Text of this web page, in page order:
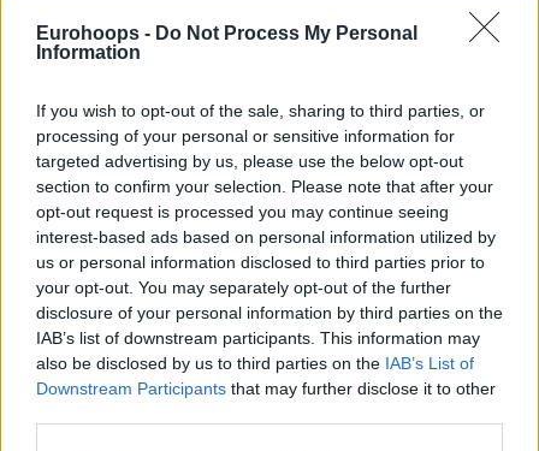
Eurohoops - Do Not Process My Personal
Information
If you wish to opt-out of the sale, sharing to third parties, or
processing of your personal or sensitive information for
targeted advertising by us, please use the below opt-out
section to confirm your selection. Please note that after your
opt-out request is processed you may continue seeing
interest-based ads based on personal information utilized by
us or personal information disclosed to third parties prior to
your opt-out. You may separately opt-out of the further
disclosure of your personal information by third parties on the
IAB’s list of downstream participants. This information may
also be disclosed by us to third parties on the IAB’s List of
Downstream Participants that may further disclose it to other
Ντέβον Χολ είχε να παίξειαπό τις 3/2 λόγω ρήξης στο
αριστερό γόνατοκι επέστρεψε στη δράση με10 πόντους
με 1/1 δίποντα, 2/4 τρίποντα και 2/2 ελεύθερες βολές, 2
ριμπάουντ και 1 λάθος σε 13:28, δεν το συνδύασε, όμως,
με νίκη. Η Εροκσπόρ(14-9)φρόντισε γι’ αυτό με το “διπλό”
(88-94)στο Ulker Sperts and Event Hall, όπου η
Φενέρμπαχτσεήταν απόλυτη στα προηγούμενα 11
παιχνίδια.
μετρούσε και σερί δέκα νικών στη BSL,
όπου, πάντως, συνεχίζει μόνη στην κορυφή(20-3).